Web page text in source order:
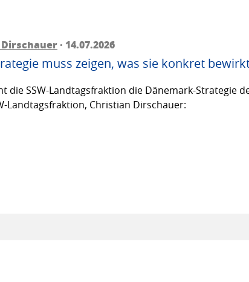
· 14.07.2026
muss zeigen, was sie konkret
die SSW-Landtagsfraktion die Dänemark-Strategie
Landtagsfraktion, Christian Dirschauer: